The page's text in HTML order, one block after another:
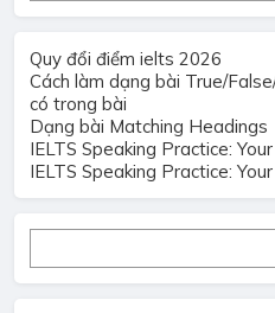
Quy đổi điểm ielts 2026
Cách làm dạng bài True/
có trong bài
Dạng bài Matching Headings
IELTS Speaking Practice:
IELTS Speaking Practice: